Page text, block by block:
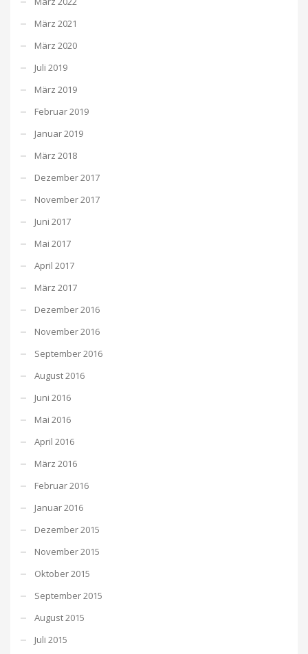
März 2021
März 2020
Juli 2019
März 2019
Februar 2019
Januar 2019
März 2018
Dezember 2017
November 2017
Juni 2017
Mai 2017
April 2017
März 2017
Dezember 2016
November 2016
September 2016
August 2016
Juni 2016
Mai 2016
April 2016
März 2016
Februar 2016
Januar 2016
Dezember 2015
November 2015
Oktober 2015
September 2015
August 2015
Juli 2015